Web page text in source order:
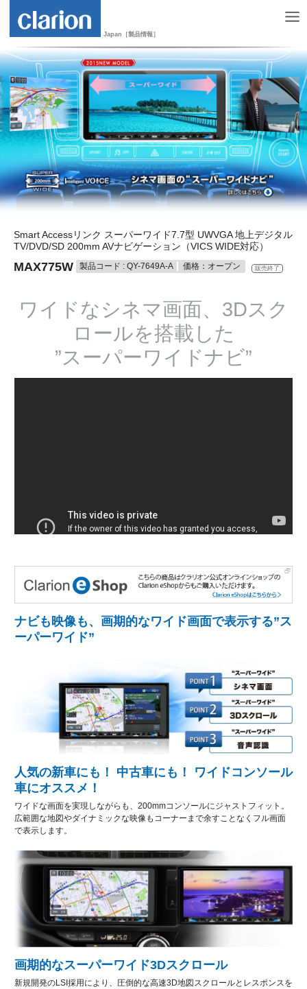
Japan［製品情報］
Smart Accessリンク スーパーワイド7.7型 UWVGA 地上デジタル
TV/DVD/SD 200mm AVナビゲーション（VICS WIDE対応）
MAX775W 製品コード : QY-7649A-A 価格：オープン 販売終了
ワイドなシネマ画面、3Dスク
ロールを搭載した
”スーパーワイドナビ”
ナビも映像も、画期的なワイド画面で表示する”ス
ーパーワイド”
人気の新車にも！ 中古車にも！ ワイドコンソール
車にオススメ！
ワイドな画面を実現しながらも、200mmコンソールにジャストフィット。
広範囲な地図やダイナミックな映像もコーナーまで余すことなくフル画面
で表示します。
画期的なスーパーワイド3Dスクロール
新規開発のLSI採用により、圧倒的な高速3D地図スクロールとレスポンスを